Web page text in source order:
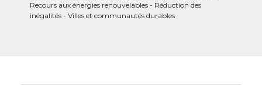
Recours aux énergies renouvelables
Réduction des
inégalités
Villes et communautés durables